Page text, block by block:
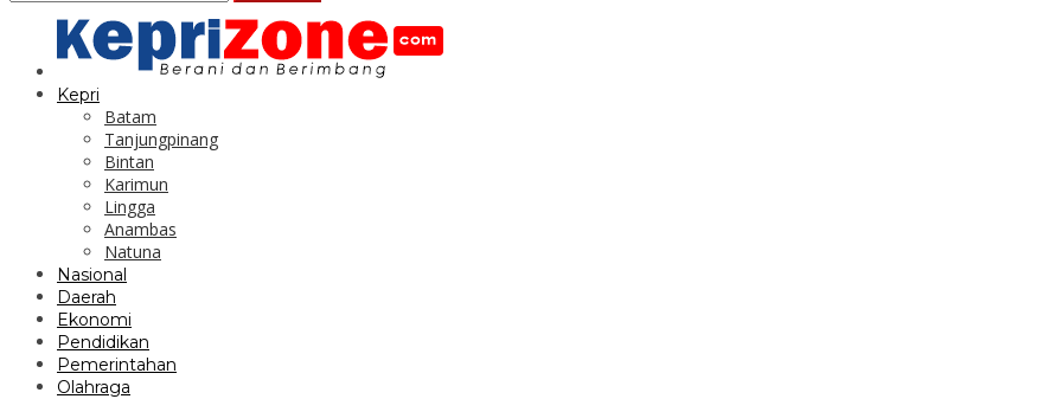
Kepri
Batam
Tanjungpinang
Bintan
Karimun
Lingga
Anambas
Natuna
Nasional
Daerah
Ekonomi
Pendidikan
Pemerintahan
Olahraga